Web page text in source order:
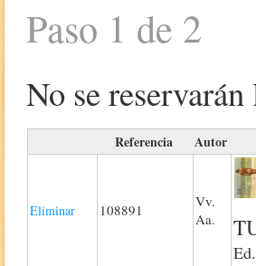
Paso 1 de 2
No se
Referencia Autor
Eliminar 108891
Vv.
Aa.